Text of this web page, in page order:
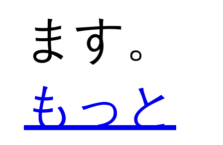
ます。
もっと